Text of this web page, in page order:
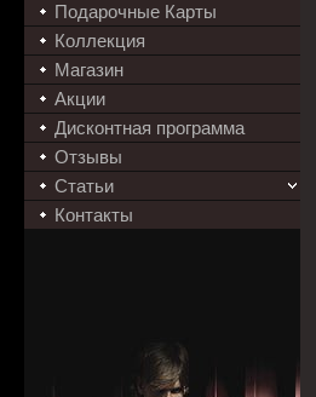
Подарочные Карты
Коллекция
Магазин
Акции
Дисконтная программа
Отзывы
Статьи
Контакты